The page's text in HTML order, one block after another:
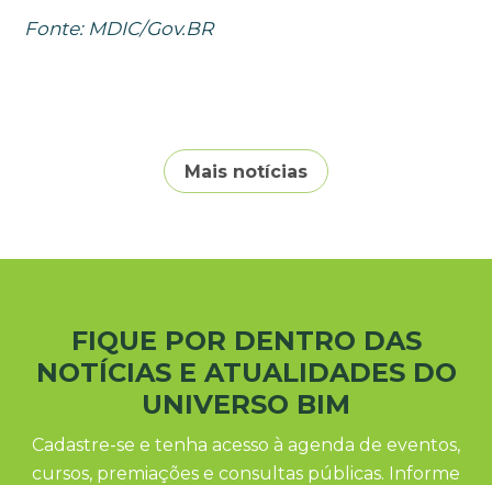
Fonte: MDIC/Gov.BR
Mais notícias
FIQUE POR DENTRO DAS
NOTÍCIAS E ATUALIDADES DO
UNIVERSO BIM
Cadastre-se e tenha acesso à agenda de eventos,
cursos, premiações e consultas públicas. Informe